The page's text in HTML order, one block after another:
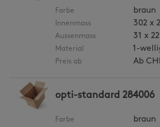
Farbe braun
Innenmass 302 x
Aussenmass 31 x
Material 1-
Preis ab Ab
opti-standard 284006
Farbe braun